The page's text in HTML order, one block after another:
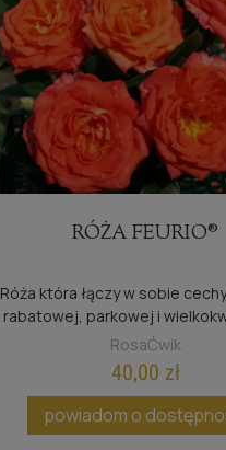
RÓŻA FEURIO®
Róża która łączy w sobie
rabatowej, parkowej i
RosaĆwik
40,00 zł
powiadom o